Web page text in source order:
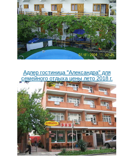
Адлер гостиница "Александра" для
семейного отдыха цены лето 2018 г.